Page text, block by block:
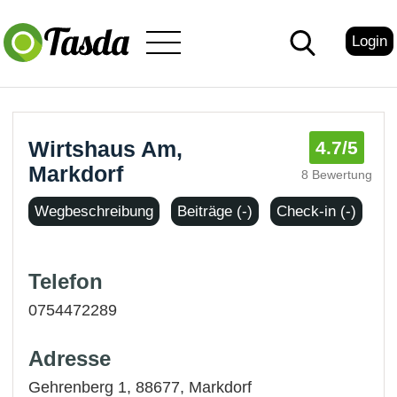
Login
Wirtshaus Am,
Markdorf
4.7/5
8 Bewertung
Wegbeschreibung Beiträge (-) Check-in (-)
Telefon
0754472289
Adresse
Gehrenberg 1, 88677, Markdorf